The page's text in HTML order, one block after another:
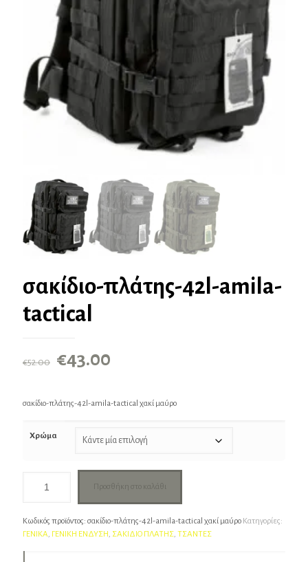
σακίδιο-πλάτης-42l-amila-
tactical
€52.00
Original
was:
€43.00
τιμή
€43.00.
σακίδιο-πλάτης-42l-amila-tactical χακί μαύρο
Χρώμα
Προσθήκη στο καλάθι
Κωδικός προϊόντος: σακίδιο-πλάτης-42l-amila-tactical χακί μαύρο Κατηγορίες:
ΓΕΝΙΚΑ, ΓΕΝΙΚΗ ΕΝΔΥΣΗ , ΣΑΚΙΔΙΟ ΠΛΑΤΗΣ, ΤΣΑΝΤΕΣ